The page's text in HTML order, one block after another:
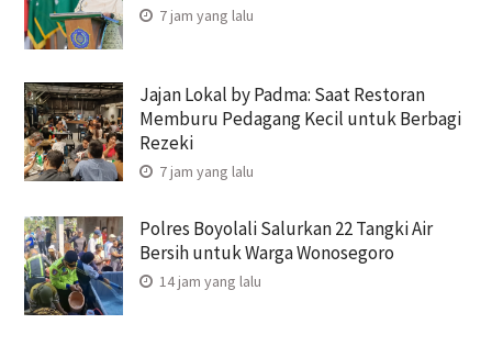
7 jam yang lalu
Jajan Lokal by Padma: Saat Restoran
Memburu Pedagang Kecil untuk Berbagi
Rezeki
7 jam yang lalu
Polres Boyolali Salurkan 22 Tangki Air
Bersih untuk Warga Wonosegoro
14 jam yang lalu